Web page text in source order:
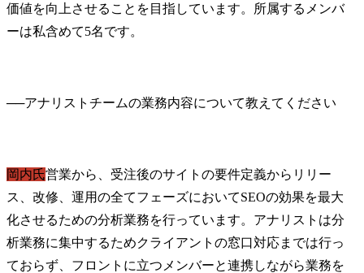
価値を向上させることを目指しています。所属するメンバ
ーは私含めて5名です。
──
岡内氏営業から、受注後のサイトの要件定義からリリー
ス、改修、運用の全てフェーズにおいてSEOの効果を最大
化させるための分析業務を行っています。アナリストは分
析業務に集中するためクライアントの窓口対応までは行っ
ておらず、フロントに立つメンバーと連携しながら業務を